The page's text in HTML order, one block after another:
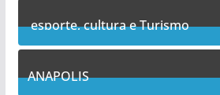
esporte, cultura e Turismo
7Posts
ANAPOLIS